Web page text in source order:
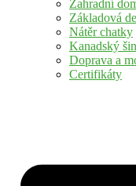
Zahradní
Základová
Nátěr chatky
Kanadský
Doprava a
Certifikáty